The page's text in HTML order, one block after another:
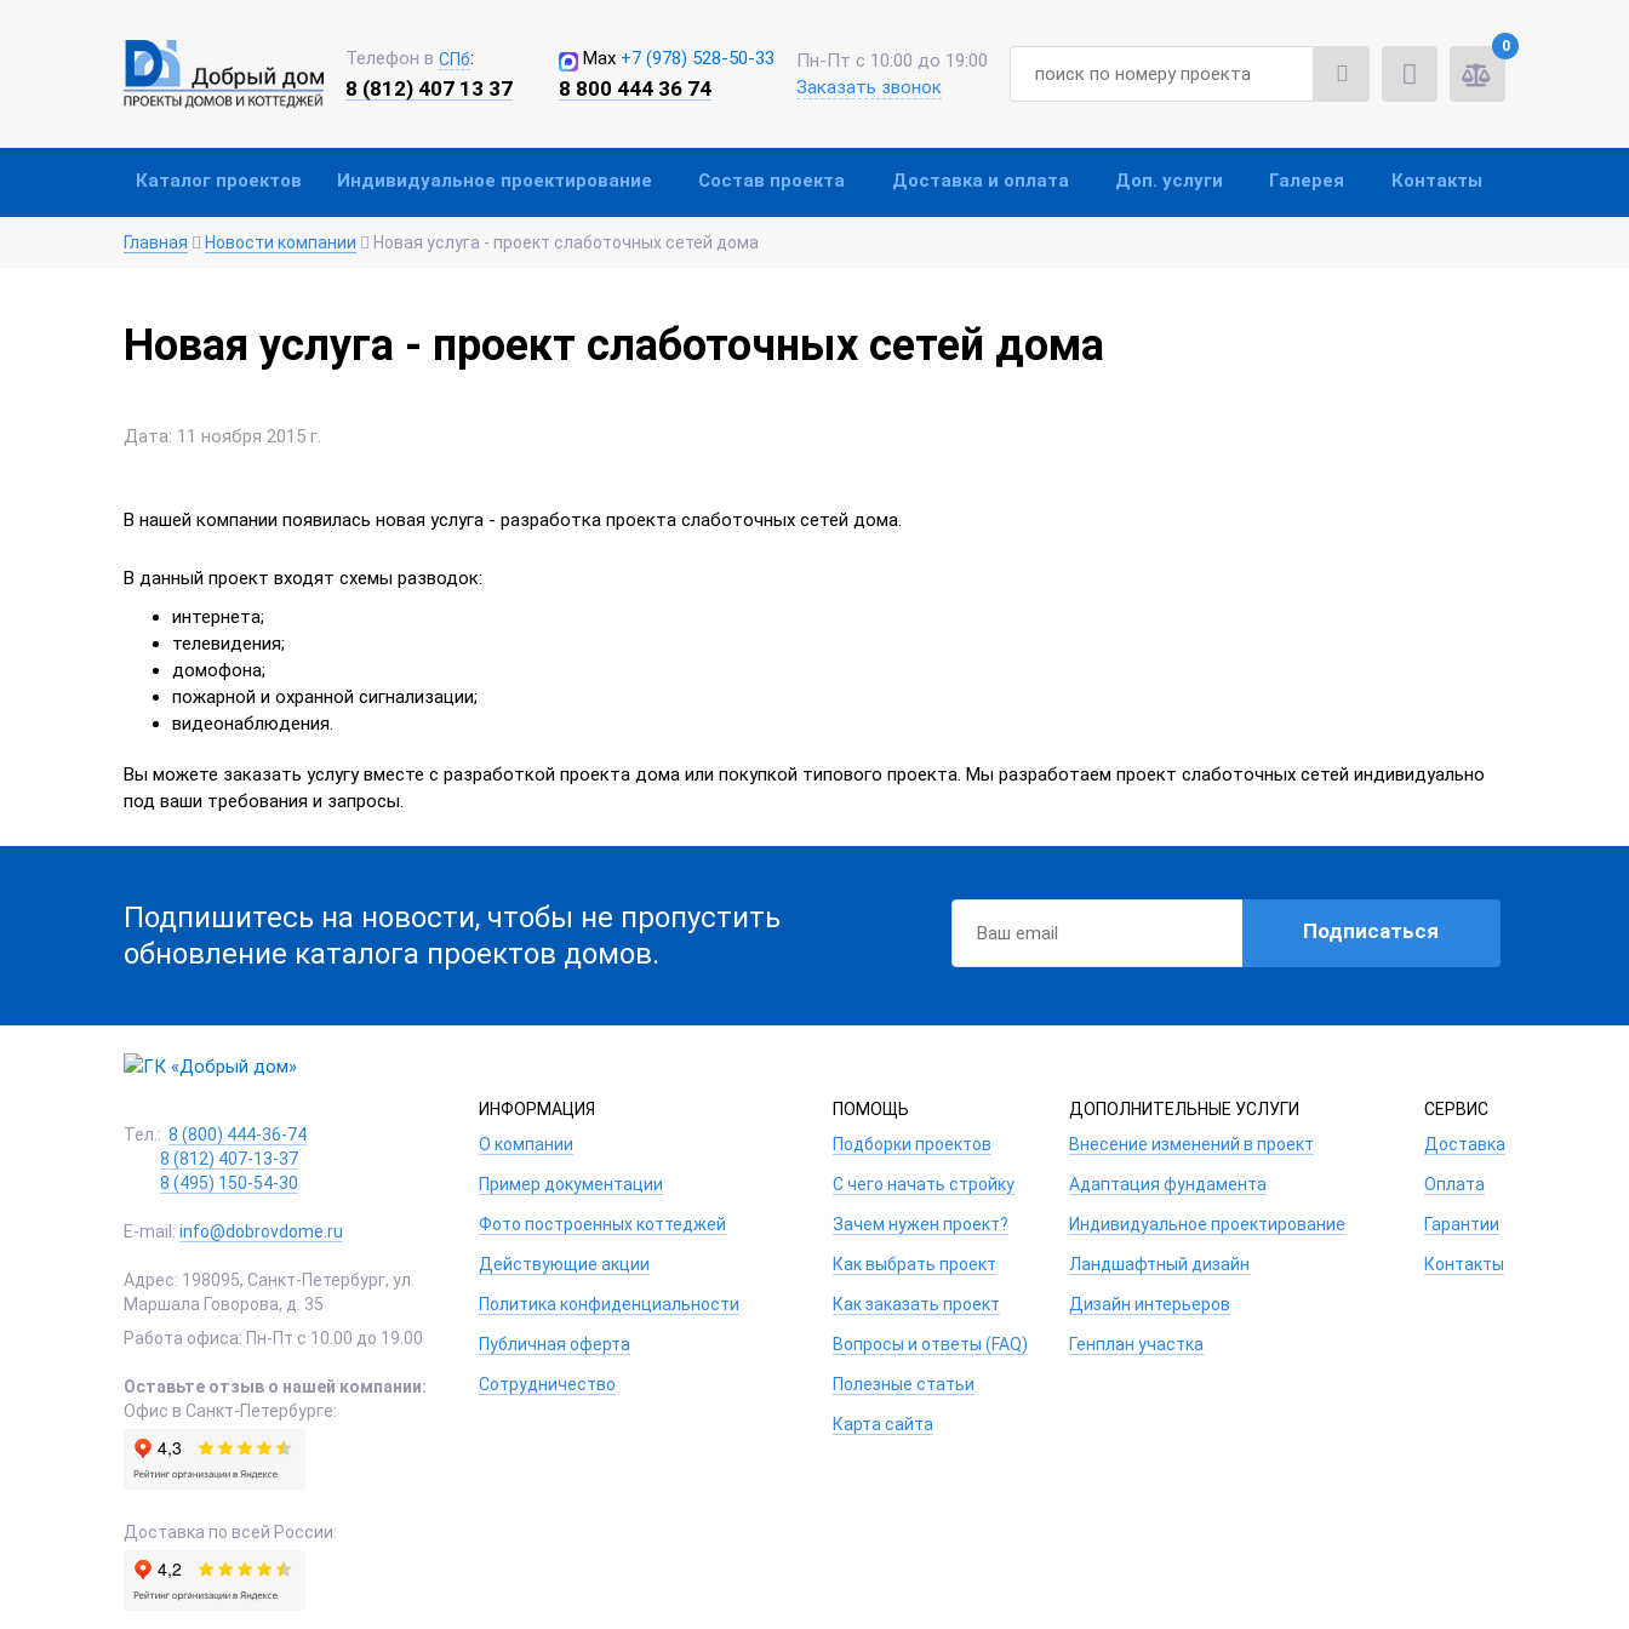
Телефон в СПб:
8 (812) 407 13 37
Max +7 (978) 528-50-33
8 800 444 36 74
Пн-Пт с 10:00 до 19:00
Заказать звонок
0
Каталог проектов Индивидуальное проектирование Состав проекта Доставка и оплата Доп. услуги Галерея Контакты
Главная Новости компании Новая услуга - проект слаботочных сетей дома
Новая услуга - проект слаботочных сетей дома
Дата: 11 ноября 2015 г.
В нашей компании появилась новая услуга - разработка проекта слаботочных сетей дома.
В данный проект входят схемы разводок:
интернета;
телевидения;
домофона;
пожарной и охранной сигнализации;
видеонаблюдения.
Вы можете заказать услугу вместе с разработкой проекта дома или покупкой типового проекта. Мы разработаем проект слаботочных сетей индивидуально
под ваши требования и запросы.
Подпишитесь на новости, чтобы не пропустить
обновление каталога проектов домов.
Подписаться
Тел.: 8 (800) 444-36-74
8 (812) 407-13-37
8 (495) 150-54-30
E-mail: info@dobrovdome.ru
Адрес: 198095, Санкт-Петербург, ул.
Маршала Говорова, д. 35
Работа офиса: Пн-Пт с 10.00 до 19.00
Оставьте отзыв о нашей компании:
Офис в Санкт-Петербурге:
Доставка по всей России:
ИНФОРМАЦИЯ
О компании
Пример документации
Фото построенных коттеджей
Действующие акции
Политика конфиденциальности
Публичная оферта
Сотрудничество
ПОМОЩЬ
Подборки проектов
С чего начать стройку
Зачем нужен проект?
Как выбрать проект
Как заказать проект
Вопросы и ответы (FAQ)
Полезные статьи
Карта сайта
ДОПОЛНИТЕЛЬНЫЕ УСЛУГИ
Внесение изменений в проект
Адаптация фундамента
Индивидуальное проектирование
Ландшафтный дизайн
Дизайн интерьеров
Генплан участка
СЕРВИС
Доставка
Оплата
Гарантии
Контакты